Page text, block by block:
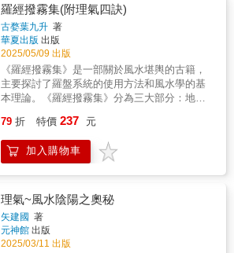
更多人輕鬆理解蔣大鴻深奧的玄空理論與實務
操作。
羅經撥霧集(附理氣四訣)
古婺葉九升 著
華夏出版 出版
2025/05/09 出版
《羅經撥霧集》是一部關於風水堪輿的古籍，
主要探討了羅盤系統的使用方法和風水學的基
本理論。《羅經撥霧集》分為三大部分：地盤
部分詳細闡述了風水師如何通過羅盤的地盤正
針原理來辨別方向，並利用這些原理和方法進
行風水佈局。
79 折 特價 237 元
加入購物車
理氣~風水陰陽之奧秘
矢建國 著
元神館 出版
2025/03/11 出版